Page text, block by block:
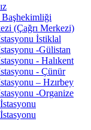
(Çağrı Merkezi)
İstiklal
-Gülistan
- Halıkent
- Çünür
– Hzırbey
-Organize